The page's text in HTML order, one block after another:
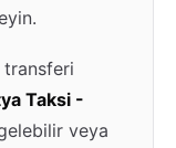
transferi
Taksi -
veya